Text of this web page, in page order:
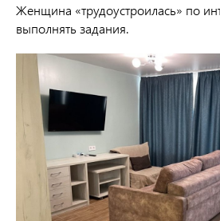
Женщина «трудоустроилась» по
выполнять задания.